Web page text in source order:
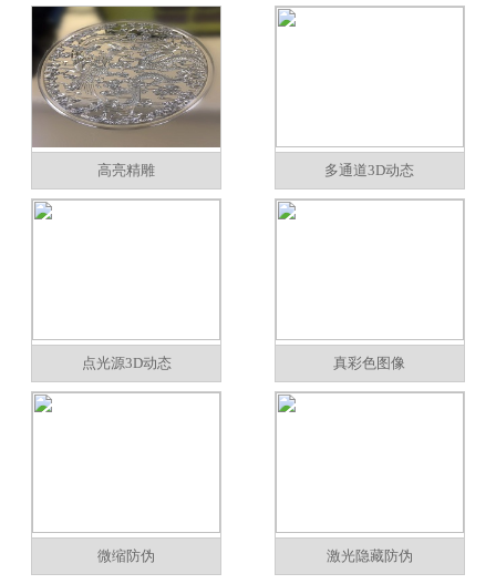
高亮精雕 多通道3D动态
点光源3D动态 真彩色图像
微缩防伪 激光隐藏防伪